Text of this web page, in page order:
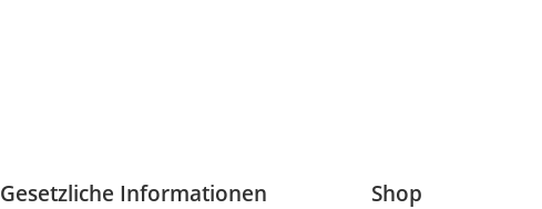
Gesetzliche Informationen Shop